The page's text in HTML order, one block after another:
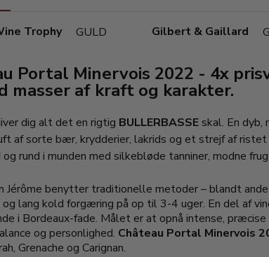
Trophy GULD Gilbert & Gaillard
Portal Minervois 2022 - 4x
masser af kraft og karakter.
dig alt det en rigtig BULLERBASSEskal. En dyb,
af sorte bær, krydderier, lakrids og et strejf af ristet
rund i munden med silkebløde tanniner, modne
Jérôme benytter traditionelle metoder – blandt
og lang kold forgæring på op til 3-4 uger. En del af
i Bordeaux-fade. Målet er at opnå intense,
og personlighed. Château Portal Minervois
Grenache og Carignan.